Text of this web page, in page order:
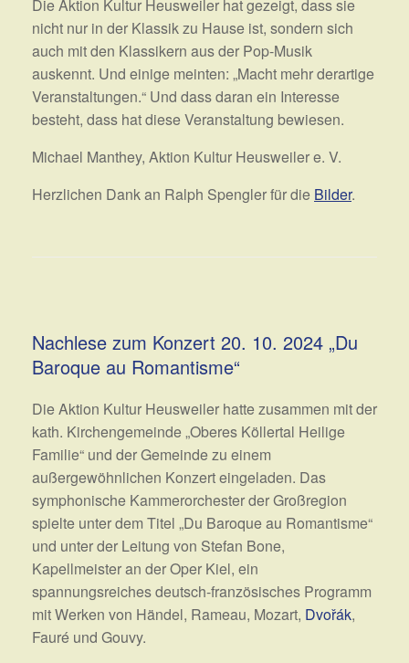
Die Aktion Kultur Heusweiler hat gezeigt, dass sie
nicht nur in der Klassik zu Hause ist, sondern sich
auch mit den Klassikern aus der Pop-Musik
auskennt. Und einige meinten: „Macht mehr derartige
Veranstaltungen.“ Und dass daran ein Interesse
besteht, dass hat diese Veranstaltung bewiesen.
Michael Manthey, Aktion Kultur Heusweiler e. V.
Herzlichen Dank an Ralph Spengler für die Bilder.
Nachlese zum Konzert 20. 10. 2024 „Du
Baroque au Romantisme“
Die Aktion Kultur Heusweiler hatte zusammen mit der
kath. Kirchengemeinde „Oberes Köllertal Heilige
Familie“ und der Gemeinde zu einem
außergewöhnlichen Konzert eingeladen. Das
symphonische Kammerorchester der Großregion
spielte unter dem Titel „Du Baroque au Romantisme“
und unter der Leitung von Stefan Bone,
Kapellmeister an der Oper Kiel, ein
spannungsreiches deutsch-französisches Programm
mit Werken von Händel, Rameau, Mozart, Dvořák,
Fauré und Gouvy.